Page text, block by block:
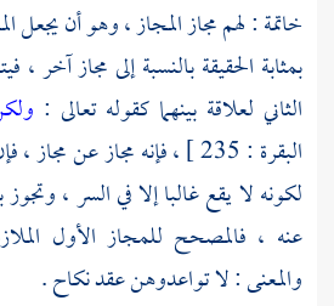
خاتمة : لهم مجاز المجاز ، وهو أن يجعل
بمثابة الحقيقة بالنسبة إلى مجاز آخر
الثاني لعلاقة بينهما كقوله تعالى :
البقرة : 235 ] ، فإنه مجاز عن
لكونه لا يقع غالبا إلا في السر ،
عنه ، فالمصحح للمجاز الأول
والمعنى : لا تواعدوهن عقد نكاح .